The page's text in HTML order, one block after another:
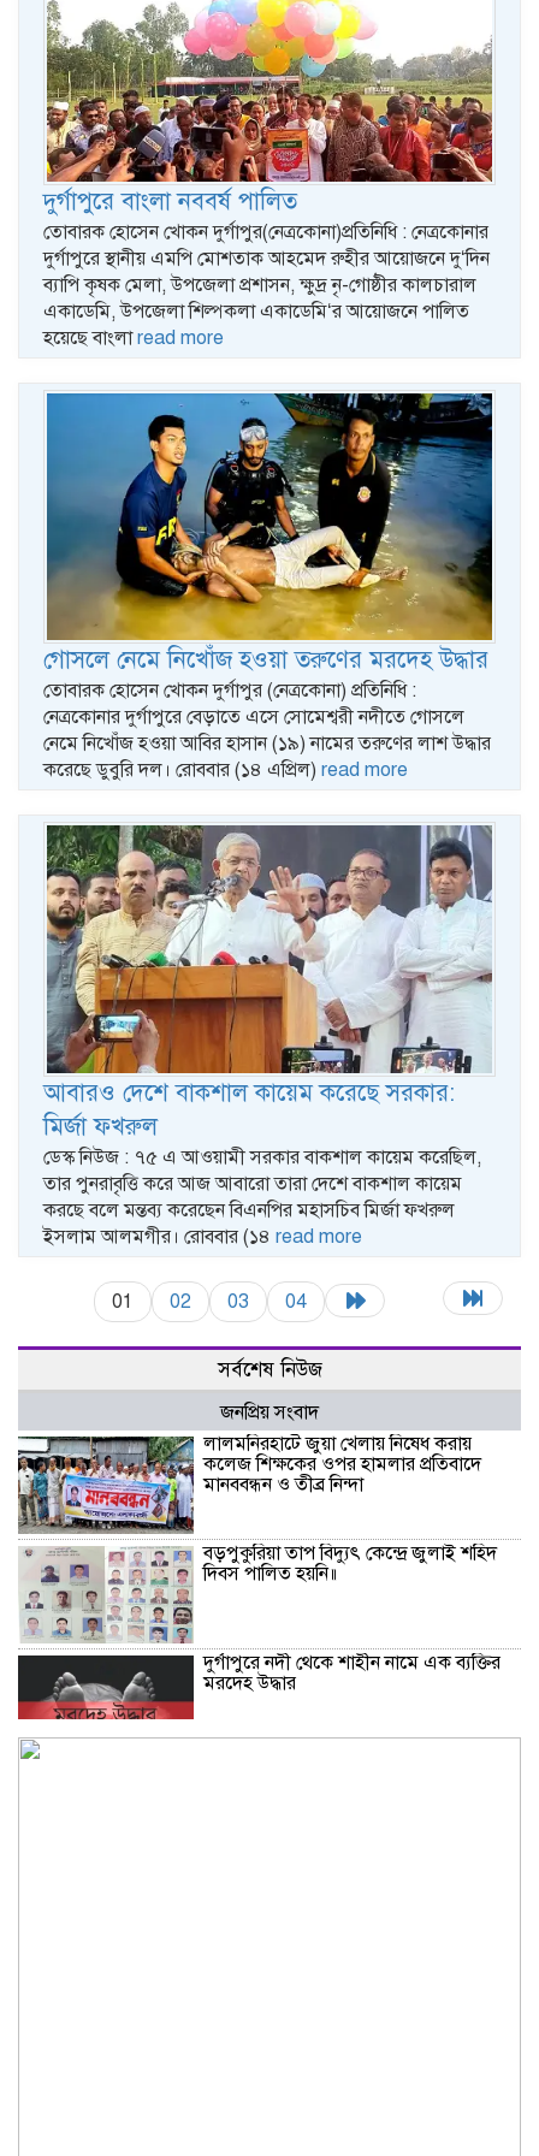
দুর্গাপুরে বাংলা নববর্ষ পালিত
তোবারক হোসেন খোকন দুর্গাপুর(নেত্রকোনা)প্রতিনিধি : নেত্রকোনার
দুর্গাপুরে স্থানীয় এমপি মোশতাক আহমেদ রুহীর আয়োজনে দু‘দিন
ব্যাপি কৃষক মেলা, উপজেলা প্রশাসন, ক্ষুদ্র নৃ-গোষ্ঠীর কালচারাল
একাডেমি, উপজেলা শিল্পকলা একাডেমি‘র আয়োজনে পালিত
হয়েছে বাংলাread more
গোসলে নেমে নিখোঁজ হওয়া তরুণের মরদেহ উদ্ধার
তোবারক হোসেন খোকন দুর্গাপুর (নেত্রকোনা) প্রতিনিধি :
নেত্রকোনার দুর্গাপুরে বেড়াতে এসে সোমেশ্বরী নদীতে গোসলে
নেমে নিখোঁজ হওয়া আবির হাসান (১৯) নামের তরুণের লাশ উদ্ধার
করেছে ডুবুরি দল। রোববার (১৪ এপ্রিল) read more
আবারও দেশে বাকশাল কায়েম করেছে সরকার:
মির্জা ফখরুল
ডেস্ক নিউজ : ৭৫ এ আওয়ামী সরকার বাকশাল কায়েম করেছিল,
তার পুনরাবৃত্তি করে আজ আবারো তারা দেশে বাকশাল কায়েম
করছে বলে মন্তব্য করেছেন বিএনপির মহাসচিব মির্জা ফখরুল
ইসলাম আলমগীর। রোববার (১৪ read more
01 02 03 04
সর্বশেষ নিউজ
জনপ্রিয় সংবাদ
‎লালমনিরহাটে জুয়া খেলায় নিষেধ করায়
কলেজ শিক্ষকের ওপর হামলার প্রতিবাদে
মানববন্ধন ও তীব্র নিন্দা
বড়পুকুরিয়া তাপ বিদ্যুৎ কেন্দ্রে জুলাই শহিদ
দিবস পালিত হয়নি॥
দুর্গাপুরে নদী থেকে শাহীন নামে এক ব্যক্তির
মরদেহ উদ্ধার